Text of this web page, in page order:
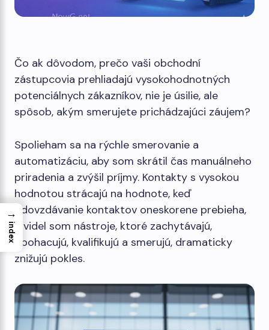
Čo ak dôvodom, prečo vaši obchodní
zástupcovia prehliadajú vysokohodnotných
potenciálnych zákazníkov, nie je úsilie, ale
spôsob, akým smerujete prichádzajúci záujem?
Spolieham sa na rýchle smerovanie a
automatizáciu, aby som skrátil čas manuálneho
priradenia a zvýšil príjmy. Kontakty s vysokou
hodnotou strácajú na hodnote, keď
odovzdávanie kontaktov oneskorene prebieha,
a videl som nástroje, ktoré zachytávajú,
obohacujú, kvalifikujú a smerujú, dramaticky
znižujú pokles.
→
index